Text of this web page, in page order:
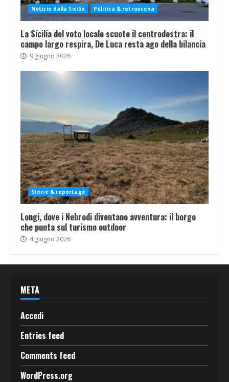
Notizie dalla Sicilia Politica & retroscena
La Sicilia del voto locale scuote il centrodestra: il
campo largo respira, De Luca resta ago della bilancia
9 giugno 2026
Storie & reportage
Longi, dove i Nebrodi diventano avventura: il borgo
che punta sul turismo outdoor
4 giugno 2026
META
Accedi
Entries feed
Comments feed
WordPress.org